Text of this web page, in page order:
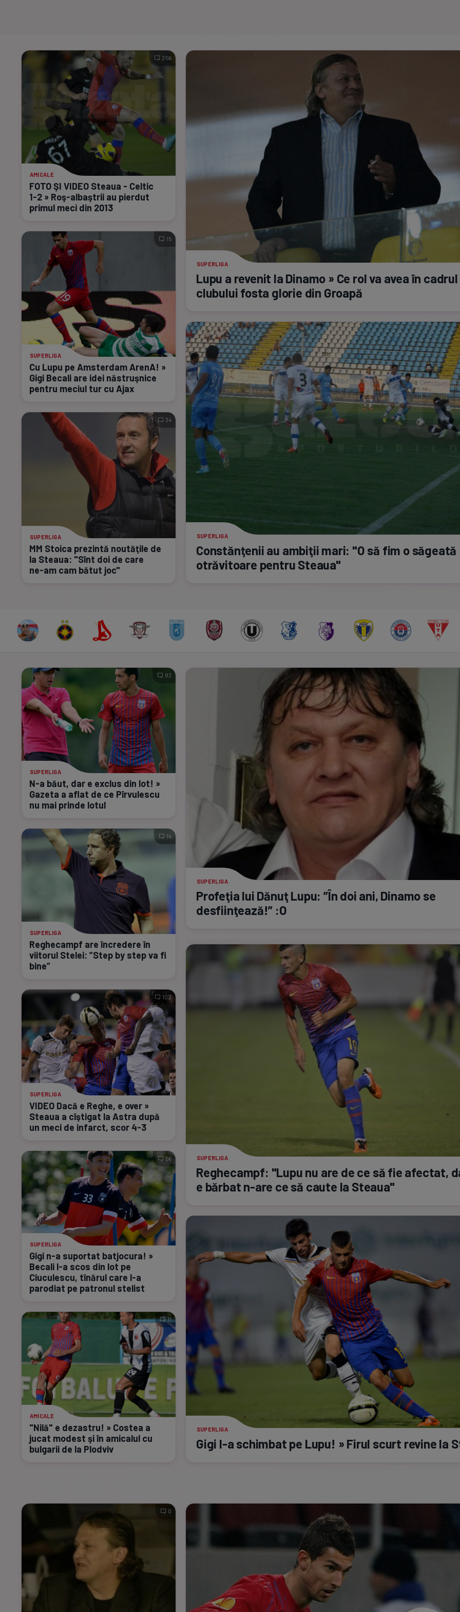
Program TV
AMICALE
FOTO ŞI VIDEO Steaua - Celtic
1-2 » Roş-albaştrii au pierdut
primul meci din 2013
256
SUPERLIGA
Cu Lupu pe Amsterdam ArenA! »
Gigi Becali are idei năstruşnice
pentru meciul tur cu Ajax
15
SUPERLIGA
MM Stoica prezintă noutăţile de
la Steaua: "Sînt doi de care
ne-am cam bătut joc"
34
SUPERLIGA
Lupu a revenit la Dinamo » Ce rol va avea în cadrul
clubului fosta glorie din Groapă
SUPERLIGA
Constănţenii au ambiţii mari: "O să fim o săgeată
otrăvitoare pentru Steaua"
SUPERLIGA
N-a băut, dar e exclus din lot! »
Gazeta a aflat de ce Pîrvulescu
nu mai prinde lotul
83
SUPERLIGA
Reghecampf are încredere în
viitorul Stelei: ”Step by step va fi
bine”
14
SUPERLIGA
VIDEO Dacă e Reghe, e over »
Steaua a cîştigat la Astra după
un meci de infarct, scor 4-3
102
SUPERLIGA
Gigi n-a suportat batjocura! »
Becali l-a scos din lot pe
Ciuculescu, tînărul care l-a
parodiat pe patronul stelist
56
AMICALE
"Nilă" e dezastru! » Costea a
jucat modest şi în amicalul cu
bulgarii de la Plodviv
11
SUPERLIGA
Profeţia lui Dănuţ Lupu: ”În doi ani, Dinamo se
desfiinţează!” :O
SUPERLIGA
Reghecampf: "Lupu nu are de ce să fie afectat,
e bărbat n-are ce să caute la Steaua"
SUPERLIGA
Gigi l-a schimbat pe Lupu! » Firul scurt revine la
0